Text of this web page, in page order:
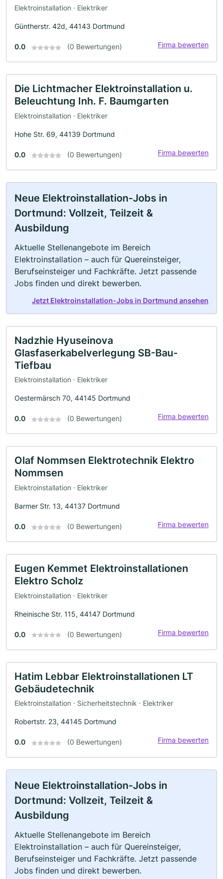
Elektroinstallation · Elektriker
Güntherstr. 42d, 44143 Dortmund
0.0 (0 Bewertungen) Firma bewerten
Die Lichtmacher Elektroinstallation u.
Beleuchtung Inh. F. Baumgarten
Elektroinstallation · Elektriker
Hohe Str. 69, 44139 Dortmund
0.0 (0 Bewertungen) Firma bewerten
Neue Elektroinstallation-Jobs in
Dortmund: Vollzeit, Teilzeit &
Ausbildung
Aktuelle Stellenangebote im Bereich
Elektroinstallation – auch für Quereinsteiger,
Berufseinsteiger und Fachkräfte. Jetzt passende
Jobs finden und direkt bewerben.
Jetzt Elektroinstallation-Jobs in Dortmund ansehen
Nadzhie Hyuseinova
Glasfaserkabelverlegung SB-Bau-
Tiefbau
Elektroinstallation · Elektriker
Oestermärsch 70, 44145 Dortmund
0.0 (0 Bewertungen) Firma bewerten
Olaf Nommsen Elektrotechnik Elektro
Nommsen
Elektroinstallation · Elektriker
Barmer Str. 13, 44137 Dortmund
0.0 (0 Bewertungen) Firma bewerten
Eugen Kemmet Elektroinstallationen
Elektro Scholz
Elektroinstallation · Elektriker
Rheinische Str. 115, 44147 Dortmund
0.0 (0 Bewertungen) Firma bewerten
Hatim Lebbar Elektroinstallationen LT
Gebäudetechnik
Elektroinstallation · Sicherheitstechnik · Elektriker
Robertstr. 23, 44145 Dortmund
0.0 (0 Bewertungen) Firma bewerten
Neue Elektroinstallation-Jobs in
Dortmund: Vollzeit, Teilzeit &
Ausbildung
Aktuelle Stellenangebote im Bereich
Elektroinstallation – auch für Quereinsteiger,
Berufseinsteiger und Fachkräfte. Jetzt passende
Jobs finden und direkt bewerben.